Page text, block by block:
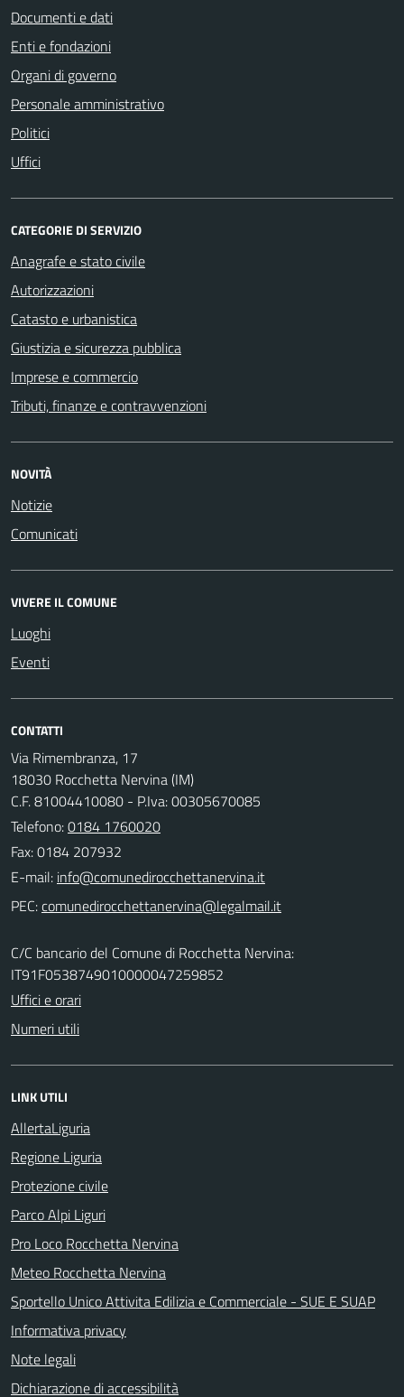
Documenti e dati
Enti e fondazioni
Organi di governo
Personale amministrativo
Politici
Uffici
CATEGORIE DI SERVIZIO
Anagrafe e stato civile
Autorizzazioni
Catasto e urbanistica
Giustizia e sicurezza pubblica
Imprese e commercio
Tributi, finanze e contravvenzioni
NOVITÀ
Notizie
Comunicati
VIVERE IL COMUNE
Luoghi
Eventi
CONTATTI
Via Rimembranza, 17
18030 Rocchetta Nervina (IM)
C.F. 81004410080 - P.Iva: 00305670085
Telefono:0184 1760020
Fax: 0184 207932
E-mail:
PEC:
C/C bancario del Comune di Rocchetta Nervina:
IT91F0538749010000047259852
Uffici e orari
Numeri utili
LINK UTILI
AllertaLiguria
Regione Liguria
Protezione civile
Parco Alpi Liguri
Pro Loco Rocchetta Nervina
Meteo Rocchetta Nervina
Sportello Unico Attivita Edilizia e Commerciale - SUE E SUAP
Informativa privacy
Note legali
Dichiarazione di accessibilità